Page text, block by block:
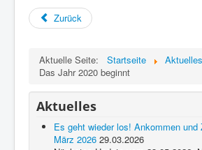
Unsere Störche
Über diese Seite
Zurück
Aktuelle Seite: Startseite
Aktuelles
Das Jahr 2020 beginnt
Aktuelles
Es geht wieder los! Ankommen und
März 2026 29.03.2026